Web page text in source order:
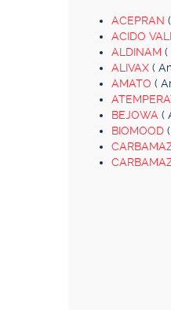
ACEPRAN
ACIDO
ALDINAM (
ALIVAX (
AMATO (
BEJOWA (
BIOMOOD